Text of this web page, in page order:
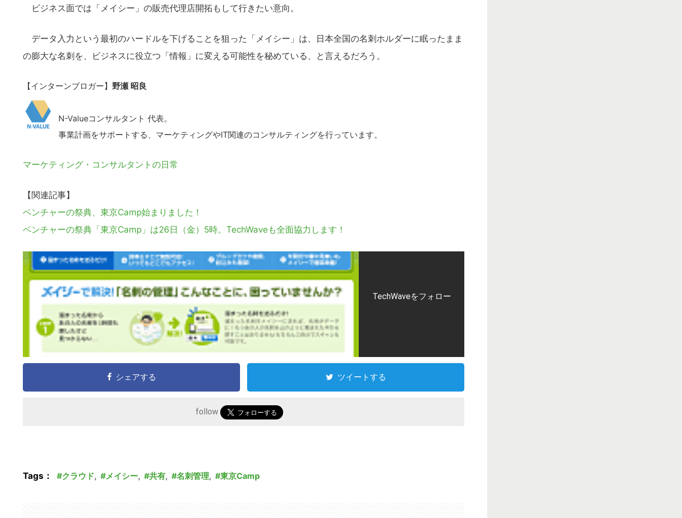
ビジネス面では「メイシー」の販売代理店開拓もして行きたい意向。
データ入力という最初のハードルを下げることを狙った「メイシー」は、日本全国の名刺ホルダーに眠ったまま
の膨大な名刺を、ビジネスに役立つ「情報」に変える可能性を秘めている、と言えるだろう。
【インターンブロガー】 野瀬 昭良
N-Valueコンサルタント 代表。
事業計画をサポートする、マーケティングやIT関連のコンサルティングを行っています。
マーケティング・コンサルタントの日常
【関連記事】
ベンチャーの祭典、東京Camp始まりました！
ベンチャーの祭典「東京Camp」は26日（金）5時。TechWaveも全面協力します！
TechWaveをフォロー
シェアする ツイートする
follow
Tags： クラウド, メイシー, 共有, 名刺管理, 東京Camp
の
イ
ト
を
る